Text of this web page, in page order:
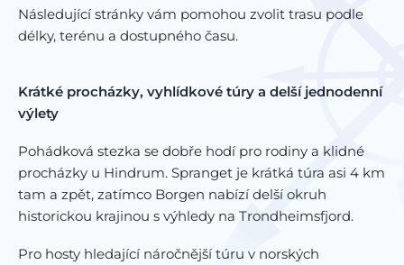
Následující stránky vám pomohou zvolit trasu podle
délky, terénu a dostupného času.
Krátké procházky, vyhlídkové túry a delší jednodenní
výlety
Pohádková stezka se dobře hodí pro rodiny a klidné
procházky u Hindrum. Spranget je krátká túra asi 4 km
tam a zpět, zatímco Borgen nabízí delší okruh
historickou krajinou s výhledy na Trondheimsfjord.
Pro hosty hledající náročnější túru v norských